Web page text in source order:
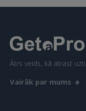
Ātrs veids, kā atrast
Vairāk par mums